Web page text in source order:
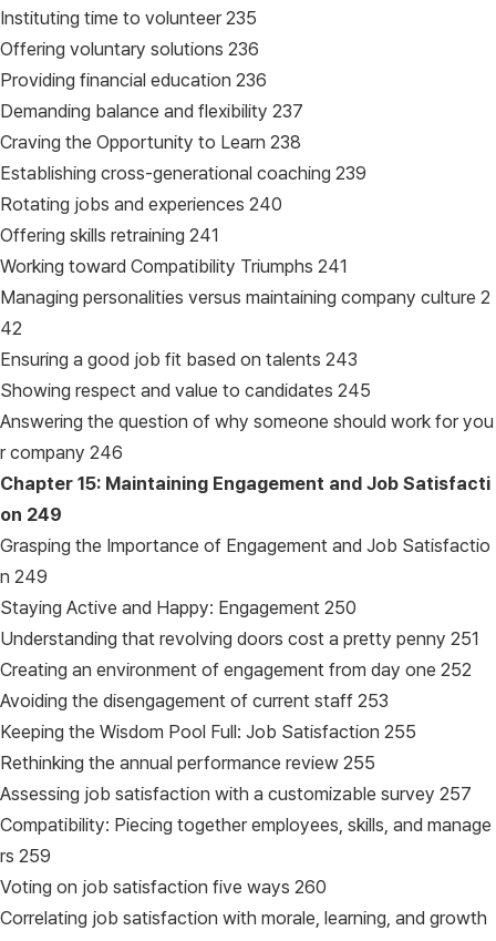
Instituting time to volunteer 235
Offering voluntary solutions 236
Providing financial education 236
Demanding balance and flexibility 237
Craving the Opportunity to Learn 238
Establishing cross-generational coaching 239
Rotating jobs and experiences 240
Offering skills retraining 241
Working toward Compatibility Triumphs 241
Managing personalities versus maintaining company culture 2
42
Ensuring a good job fit based on talents 243
Showing respect and value to candidates 245
Answering the question of why someone should work for you
r company 246
Chapter 15: Maintaining Engagement and Job Satisfacti
on 249
Grasping the Importance of Engagement and Job Satisfactio
n 249
Staying Active and Happy: Engagement 250
Understanding that revolving doors cost a pretty penny 251
Creating an environment of engagement from day one 252
Avoiding the disengagement of current staff 253
Keeping the Wisdom Pool Full: Job Satisfaction 255
Rethinking the annual performance review 255
Assessing job satisfaction with a customizable survey 257
Compatibility: Piecing together employees, skills, and manage
rs 259
Voting on job satisfaction five ways 260
Correlating job satisfaction with morale, learning, and growth